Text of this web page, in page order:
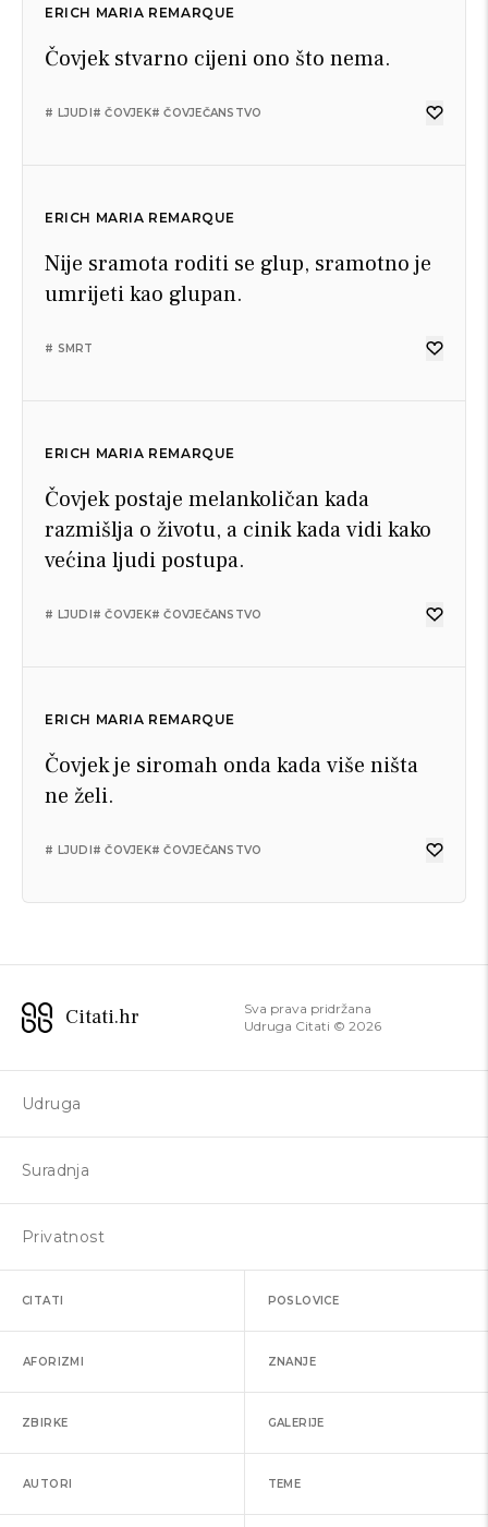
ERICH MARIA REMARQUE
Čovjek stvarno cijeni ono što nema.
# LJUDI# ČOVJEK# ČOVJEČANSTVO
ERICH MARIA REMARQUE
Nije sramota roditi se glup, sramotno je
umrijeti kao glupan.
# SMRT
ERICH MARIA REMARQUE
Čovjek postaje melankoličan kada
razmišlja o životu, a cinik kada vidi kako
većina ljudi postupa.
# LJUDI# ČOVJEK# ČOVJEČANSTVO
ERICH MARIA REMARQUE
Čovjek je siromah onda kada više ništa
ne želi.
# LJUDI# ČOVJEK# ČOVJEČANSTVO
Citati.hr
Sva prava pridržana
Udruga Citati © 2026
Udruga
Suradnja
Privatnost
CITATI POSLOVICE
AFORIZMI ZNANJE
ZBIRKE GALERIJE
AUTORI TEME